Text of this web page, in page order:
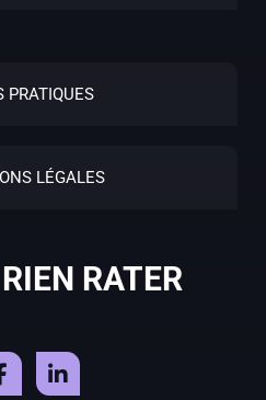
PRATIQUES
LÉGALES
RATER